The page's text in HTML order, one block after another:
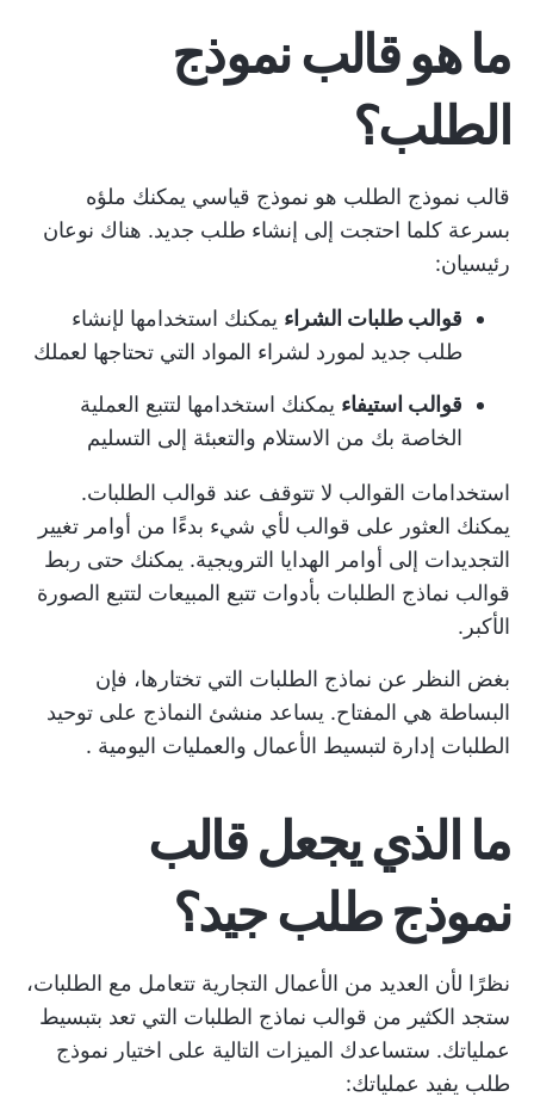
ما هو قالب نموذج
الطلب؟
قالب نموذج الطلب هو نموذج قياسي يمكنك ملؤه
بسرعة كلما احتجت إلى إنشاء طلب جديد. هناك نوعان
رئيسيان:
قوالب طلبات الشراء يمكنك استخدامها لإنشاء
طلب جديد لمورد لشراء المواد التي تحتاجها لعملك
قوالب استيفاء يمكنك استخدامها لتتبع العملية
الخاصة بك من الاستلام والتعبئة إلى التسليم
استخدامات القوالب لا تتوقف عند قوالب الطلبات.
يمكنك العثور على قوالب لأي شيء بدءًا من أوامر تغيير
التجديدات إلى أوامر الهدايا الترويجية. يمكنك حتى ربط
قوالب نماذج الطلبات بأدوات تتبع المبيعات لتتبع الصورة
الأكبر.
بغض النظر عن نماذج الطلبات التي تختارها، فإن
البساطة هي المفتاح. يساعد منشئ النماذج على توحيد
الطلبات إدارة لتبسيط الأعمال والعمليات اليومية .
ما الذي يجعل قالب
نموذج طلب جيد؟
نظرًا لأن العديد من الأعمال التجارية تتعامل مع الطلبات،
ستجد الكثير من قوالب نماذج الطلبات التي تعد بتبسيط
عملياتك. ستساعدك الميزات التالية على اختيار نموذج
طلب يفيد عملياتك: